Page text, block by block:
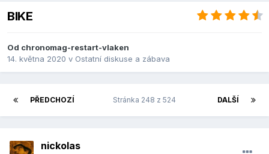
BIKE
Od chronomag-restart-vlaken
14. května 2020 v Ostatní diskuse a zábava
PŘEDCHOZÍ DALŠÍ
Stránka 248 z 524
nickolas